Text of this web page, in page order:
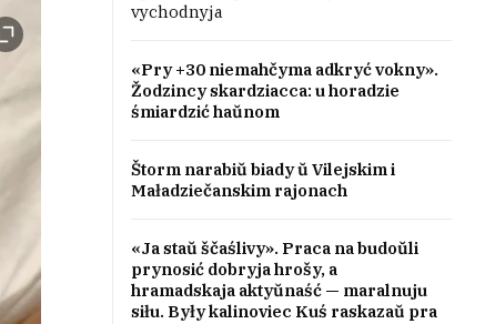
vychodnyja
«Pry +30 niemahčyma adkryć vokny».
Žodzincy skardziacca: u horadzie
śmiardzić haŭnom
Štorm narabiŭ biady ŭ Vilejskim i
Maładziečanskim rajonach
«Ja staŭ ščaślivy». Praca na budoŭli
prynosić dobryja hrošy, a
hramadskaja aktyŭnaść — maralnuju
siłu. Były kalinoviec Kuś raskazaŭ pra